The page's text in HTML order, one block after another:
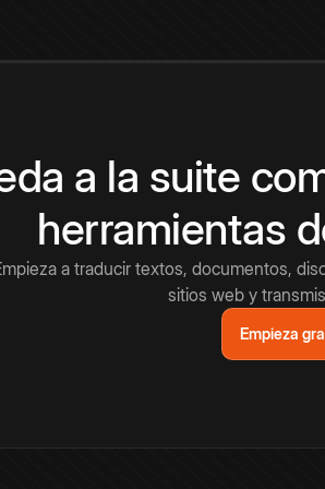
a la suite
herramientas
a traducir textos, documentos,
sitios web y
Empieza